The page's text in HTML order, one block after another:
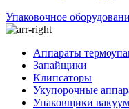
Упаковочное
Аппараты
Запайщики
Клипсаторы
Укупорочные
Упаковщики